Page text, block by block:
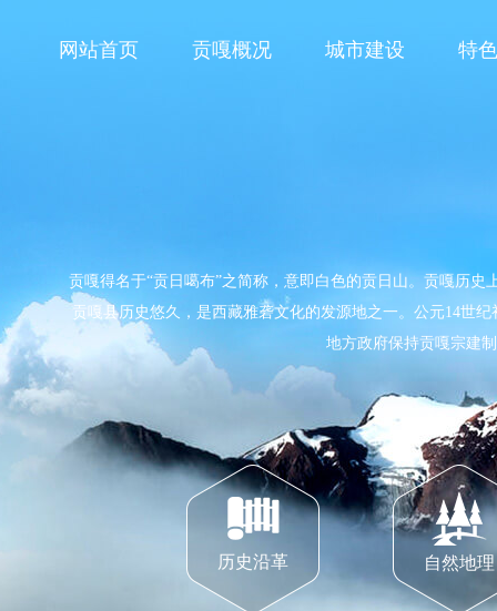
网站首页 贡嘎概况 城市建设 特
贡嘎得名于“贡日噶布”之简称，意即白色的贡日山。贡嘎历
贡嘎县历史悠久，是西藏雅砻文化的发源地之一。公元14世纪
地方政府保持贡嘎宗建
历史沿革 自然地理